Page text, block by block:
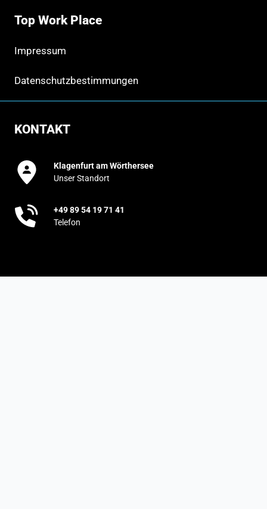
Top Work Place
Impressum
Datenschutzbestimmungen
KONTAKT
Klagenfurt am Wörthersee
Unser Standort
+49 89 54 19 71 41
Telefon